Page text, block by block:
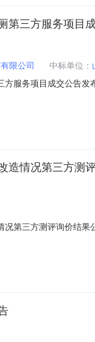
第三方服务项目
限公司 中标单位：
服务项目成交公告
五、公告
造情况第三方测
第三方测评询价结
位信息中标候选人名